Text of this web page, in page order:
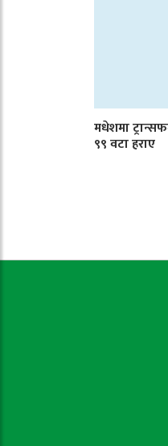
मधेशमा
९९ वटा हराए